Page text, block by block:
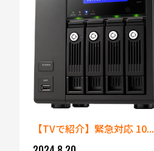
【TVで紹介】緊急対応 10...